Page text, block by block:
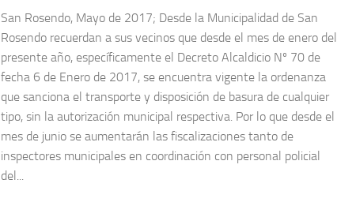
San Rosendo, Mayo de 2017; Desde la Municipalidad de San
Rosendo recuerdan a sus vecinos que desde el mes de enero del
presente año, específicamente el Decreto Alcaldicio Nº 70 de
fecha 6 de Enero de 2017, se encuentra vigente la ordenanza
que sanciona el transporte y disposición de basura de cualquier
tipo, sin la autorización municipal respectiva. Por lo que desde el
mes de junio se aumentarán las fiscalizaciones tanto de
inspectores municipales en coordinación con personal policial
del...